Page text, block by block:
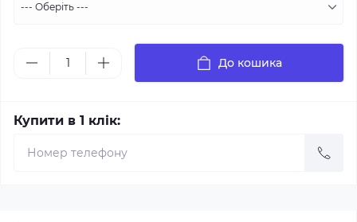
До кошика
Купити в 1 клік: